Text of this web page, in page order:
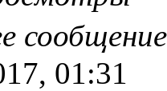
01:31